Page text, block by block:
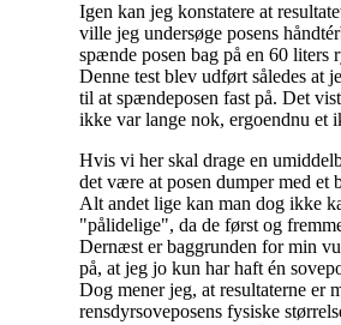
Igen kan jeg konstatere at
ville jeg undersøge posens
spænde posen bag på en 60 liters
Denne test blev udført således at
til at spændeposen fast på. Det
ikke var lange nok, ergoendnu et
Hvis vi her skal drage en
det være at posen dumper med et
Alt andet lige kan man dog ikke
"pålidelige", da de først og
Dernæst er baggrunden for min
på, at jeg jo kun har haft én
Dog mener jeg, at resultaterne er
rensdyrsoveposens fysiske